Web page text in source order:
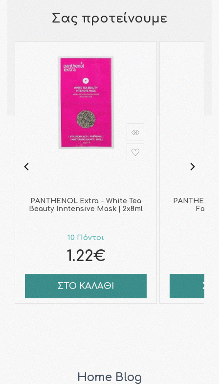
Σας προτείνουμε
PANTHENOL Extra - White Tea
Beauty Inntensive Mask | 2x8ml
10 Πόντοι
1.22€
ΣΤΟ ΚΑΛΑΘΙ
Facial
Home Blog